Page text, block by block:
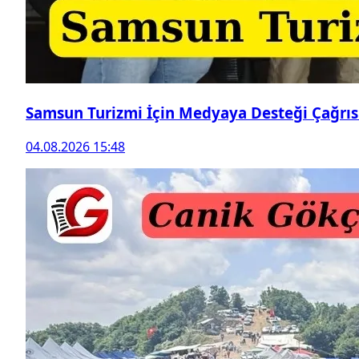
Samsun Turizmi İçin Medyaya Desteği
04.08.2026 15:48